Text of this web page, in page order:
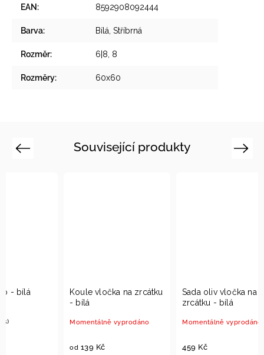
EAN : 8592908092444
Barva: Bílá, Stříbrná
Rozměr: 6|8, 8
Rozměry: 60x60
Související produkty
Previous
Koule vločka na zrcátku
Momentálně vyprodáno
Sada oliv vločka na
Momentálně vyprodáno
Sada
Next